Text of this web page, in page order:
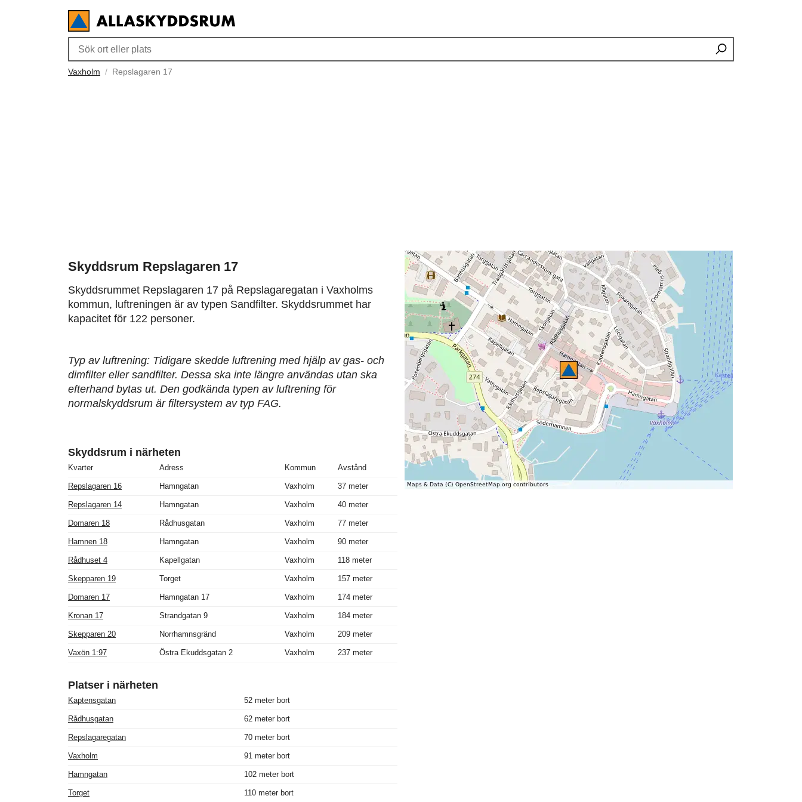
Vaxholm Repslagaren 17
Skyddsrum Repslagaren 17
Skyddsrummet Repslagaren 17 på Repslagaregatan i Vaxholms
kommun, luftreningen är av typen Sandfilter. Skyddsrummet har
kapacitet för 122 personer.
Typ av luftrening: Tidigare skedde luftrening med hjälp av gas- och
dimfilter eller sandfilter. Dessa ska inte längre användas utan ska
efterhand bytas ut. Den godkända typen av luftrening för
normalskyddsrum är filtersystem av typ FAG.
Skyddsrum i närheten
Kvarter Adress Kommun Avstånd
Repslagaren 16 Hamngatan Vaxholm 37 meter
Repslagaren 14 Hamngatan Vaxholm 40 meter
Domaren 18 Rådhusgatan Vaxholm 77 meter
Hamnen 18 Hamngatan Vaxholm 90 meter
Rådhuset 4 Kapellgatan Vaxholm 118 meter
Skepparen 19 Torget Vaxholm 157 meter
Domaren 17 Hamngatan 17 Vaxholm 174 meter
Kronan 17 Strandgatan 9 Vaxholm 184 meter
Skepparen 20 Norrhamnsgränd Vaxholm 209 meter
Vaxön 1:97 Östra Ekuddsgatan 2 Vaxholm 237 meter
Platser i närheten
Kaptensgatan 52 meter bort
Rådhusgatan 62 meter bort
Repslagaregatan 70 meter bort
Vaxholm 91 meter bort
Hamngatan 102 meter bort
Torget 110 meter bort